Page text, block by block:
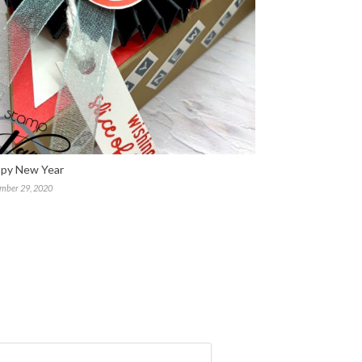
New Year
29, 2020